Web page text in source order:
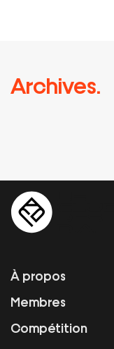
Archives.
À propos
Membres
Compétition